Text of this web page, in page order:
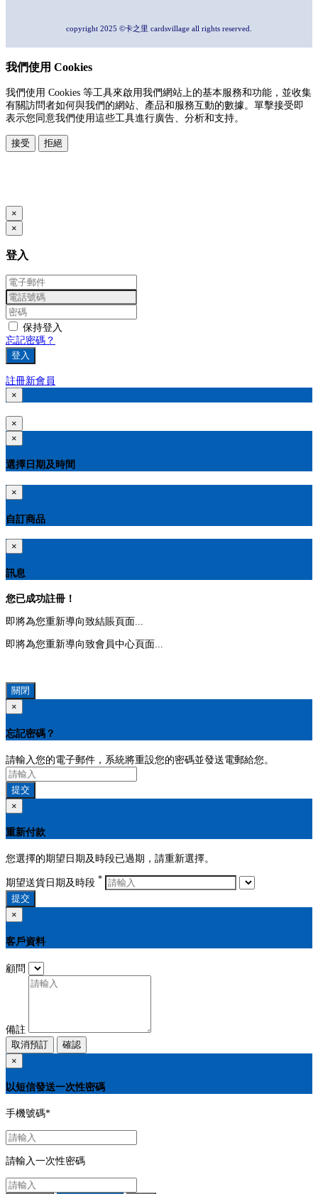
copyright 2025 ©卡之里 cardsvillage all rights reserved.
我們使用 Cookies
我們使用 Cookies 等工具來啟用我們網站上的基本服務和功能，並收集
有關訪問者如何與我們的網站、產品和服務互動的數據。單擊接受即
表示您同意我們使用這些工具進行廣告、分析和支持。
接受 拒絕
×
×
登入
保持登入
忘記密碼？
登入
註冊新會員
×
×
×
選擇日期及時間
×
自訂商品
×
訊息
您已成功註冊！
即將為您重新導向致結賬頁面...
即將為您重新導向致會員中心頁面...
關閉
×
忘記密碼？
請輸入您的電子郵件，系統將重設您的密碼並發送電郵給您。
提交
×
重新付款
您選擇的期望日期及時段已過期，請重新選擇。
期望送貨日期及時段 *
提交
×
客戶資料
顧問
備註
取消預訂
確認
×
以短信發送一次性密碼
手機號碼*
請輸入一次性密碼